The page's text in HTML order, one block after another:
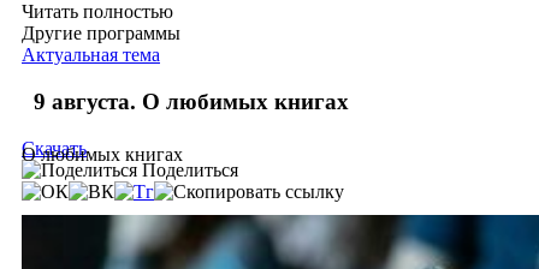
Читать полностью
Другие программы
Актуальная тема
9 августа. О любимых книгах
О любимых книгах
Скачать
Поделиться